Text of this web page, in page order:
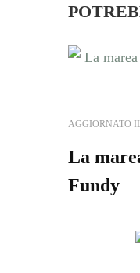
AGGIORNATO
La
Fundy